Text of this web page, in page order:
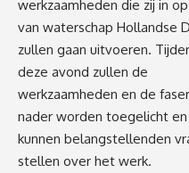
werkzaamheden die zij in
van waterschap Hollandse
zullen gaan uitvoeren.
deze avond zullen de
werkzaamheden en de
nader worden toegelicht en
kunnen belangstellenden
stellen over het werk.